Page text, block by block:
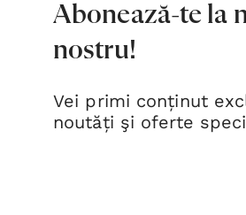
Abonează-te la
nostru!
Vei primi conținut
noutăți şi oferte